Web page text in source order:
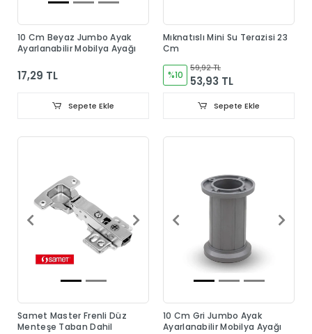
10 Cm Beyaz Jumbo Ayak
Ayarlanabilir Mobilya Ayağı
17,29 TL
Sepete Ekle
Mıknatıslı Mini Su Terazisi 23
Cm
%10
59,92 TL
53,93 TL
Sepete Ekle
Samet Master Frenli Düz
Menteşe Taban Dahil
10 Cm Gri Jumbo Ayak
Ayarlanabilir Mobilya Ayağı